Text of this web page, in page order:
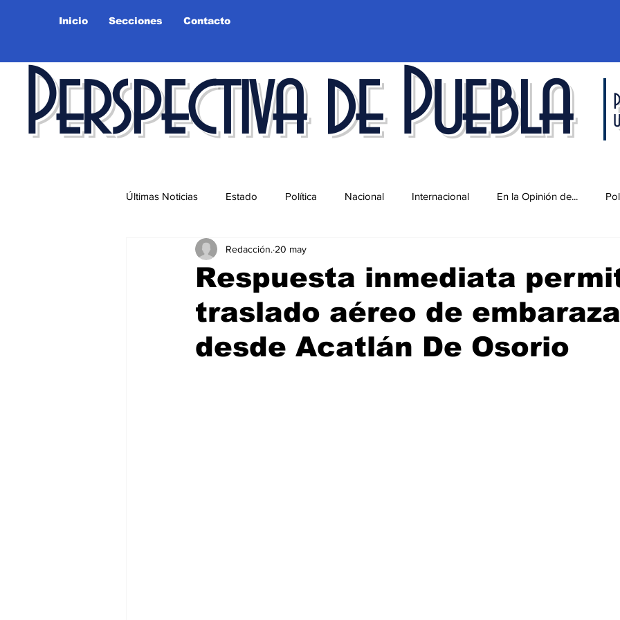
Inicio Secciones Contacto
Perspectiva de Puebla
Últimas Noticias Estado Política Nacional Internacional En la Opinión de...
Educación Ciudad Salud
Respuesta inmediata
traslado aéreo de
desde Acatlán De Osorio
Redacción. 20 may